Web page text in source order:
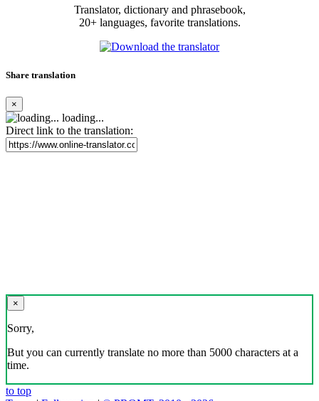
Translator, dictionary and phrasebook,
20+ languages, favorite translations.
Share translation
×
loading...
Direct link to the translation:
×
Sorry,
But you can currently translate no more than 5000 characters at a
time.
to top